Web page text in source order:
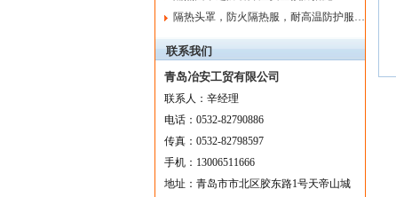
隔热头罩，防火隔热服，耐高温防护服…
联系我们
青岛冶安工贸有限公司
联系人： 辛经理
电话： 0532-82790886
传真： 0532-82798597
手机： 13006511666
地址： 青岛市市北区胶东路1号天帝山城